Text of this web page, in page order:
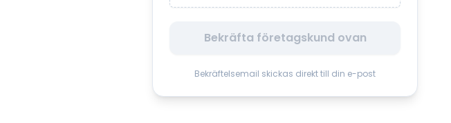
Bekräfta företagskund ovan
Bekräftelsemail skickas direkt till din e-post